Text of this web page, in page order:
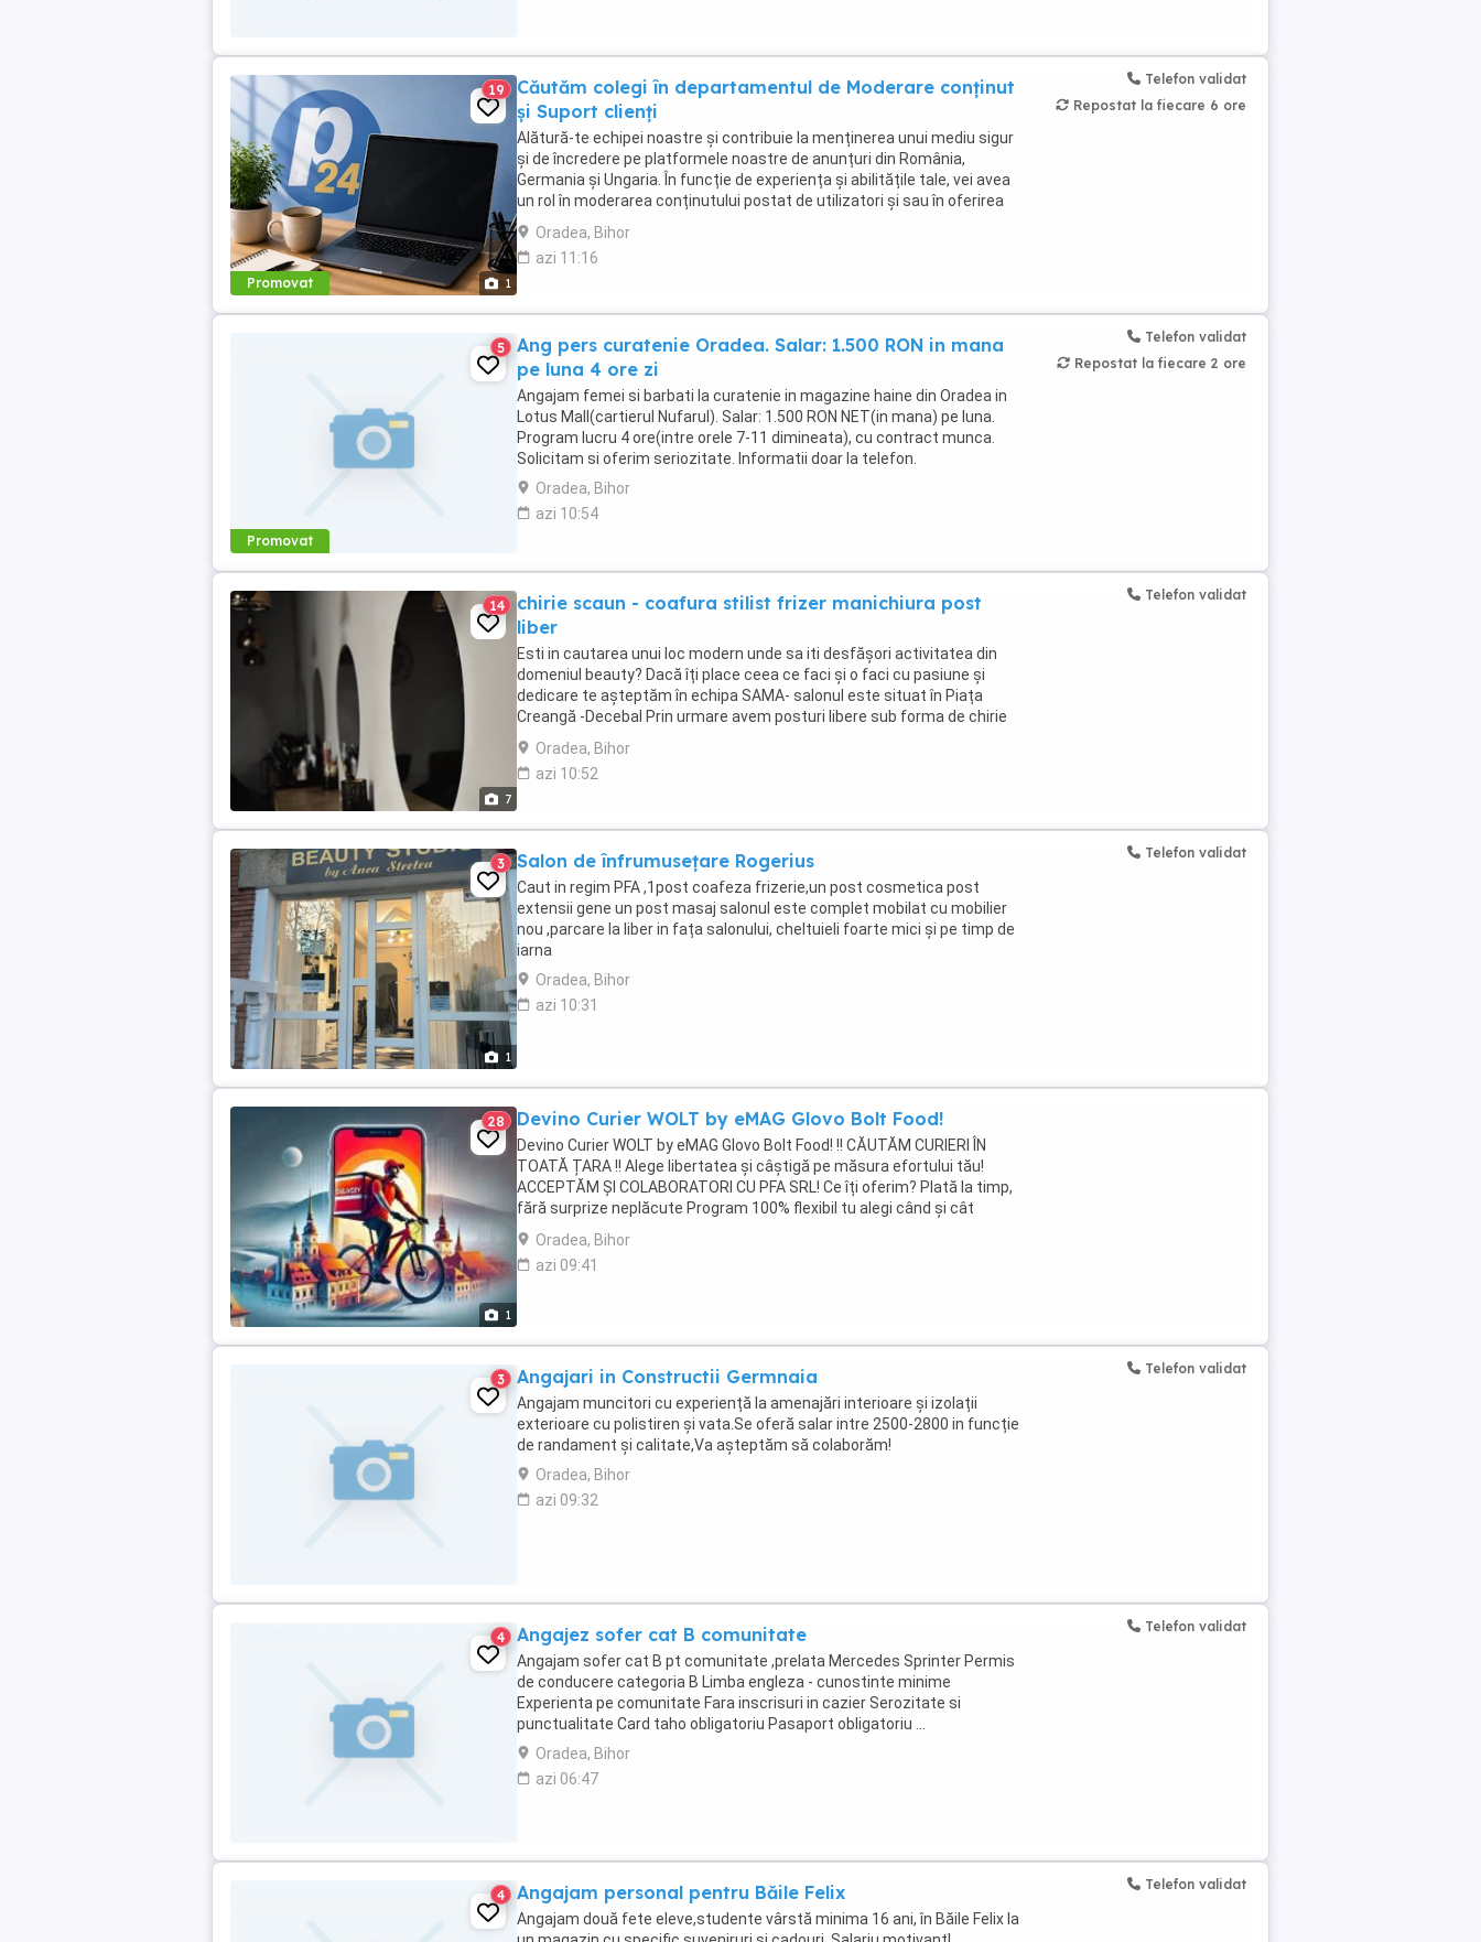
Promovat 1
19
Căutăm colegi în departamentul de Moderare conținut
și Suport clienți
Alătură-te echipei noastre și contribuie la menținerea unui mediu sigur
și de încredere pe platformele noastre de anunțuri din România,
Germania și Ungaria. În funcție de experiența și abilitățile tale, vei avea
un rol în moderarea conținutului postat de utilizatori și sau în oferirea
de suport clienților ...
Oradea, Bihor
azi 11:16
Telefon validat
Repostat la fiecare 6 ore
Promovat
5
Ang pers curatenie Oradea. Salar: 1.500 RON in mana
pe luna 4 ore zi
Angajam femei si barbati la curatenie in magazine haine din Oradea in
Lotus Mall(cartierul Nufarul). Salar: 1.500 RON NET(in mana) pe luna.
Program lucru 4 ore(intre orele 7-11 dimineata), cu contract munca.
Solicitam si oferim seriozitate. Informatii doar la telefon.
Oradea, Bihor
azi 10:54
Telefon validat
Repostat la fiecare 2 ore
7
14
chirie scaun - coafura stilist frizer manichiura post
liber
Esti in cautarea unui loc modern unde sa iti desfășori activitatea din
domeniul beauty? Dacă îți place ceea ce faci și o faci cu pasiune și
dedicare te așteptăm în echipa SAMA- salonul este situat în Piața
Creangă -Decebal Prin urmare avem posturi libere sub forma de chirie
pe scaun după cum urmează: ...
Oradea, Bihor
azi 10:52
Telefon validat
1
3 Salon de înfrumusețare Rogerius
Caut in regim PFA ,1post coafeza frizerie,un post cosmetica post
extensii gene un post masaj salonul este complet mobilat cu mobilier
nou ,parcare la liber in fața salonului, cheltuieli foarte mici și pe timp de
iarna
Oradea, Bihor
azi 10:31
Telefon validat
1
28 Devino Curier WOLT by eMAG Glovo Bolt Food!
Devino Curier WOLT by eMAG Glovo Bolt Food! !! CĂUTĂM CURIERI ÎN
TOATĂ ȚARA !! Alege libertatea și câștigă pe măsura efortului tău!
ACCEPTĂM ȘI COLABORATORI CU PFA SRL! Ce îți oferim? Plată la timp,
fără surprize neplăcute Program 100% flexibil tu alegi când și cât
lucrezi Caștiguri ...
Oradea, Bihor
azi 09:41
3 Angajari in Constructii Germnaia
Angajam muncitori cu experiență la amenajări interioare și izolații
exterioare cu polistiren și vata.Se oferă salar intre 2500-2800 in funcție
de randament și calitate,Va așteptăm să colaborăm!
Oradea, Bihor
azi 09:32
Telefon validat
4 Angajez sofer cat B comunitate
Angajam sofer cat B pt comunitate ,prelata Mercedes Sprinter Permis
de conducere categoria B Limba engleza - cunostinte minime
Experienta pe comunitate Fara inscrisuri in cazier Serozitate si
punctualitate Card taho obligatoriu Pasaport obligatoriu ...
Oradea, Bihor
azi 06:47
Telefon validat
4 Angajam personal pentru Băile Felix
Angajam două fete eleve,studente vârstă minima 16 ani, în Băile Felix la
Telefon validat